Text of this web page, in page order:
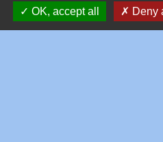
OK, accept all
Deny